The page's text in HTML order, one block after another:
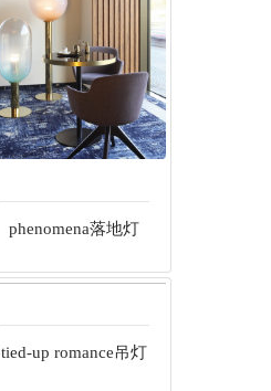
phenomena落地灯
tied-up romance吊灯